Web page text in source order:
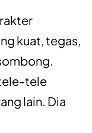
kuat, tegas,
tele
lain. Dia